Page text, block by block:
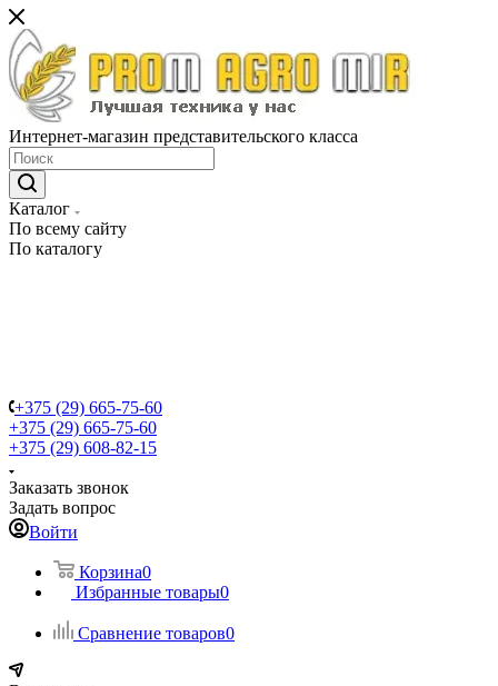
Интернет-магазин представительского класса
Каталог
По всему сайту
По каталогу
+375 (29) 665-75-60
+375 (29) 665-75-60
+375 (29) 608-82-15
Заказать звонок
Задать вопрос
Войти
Корзина0
Избранные товары0
Сравнение товаров0